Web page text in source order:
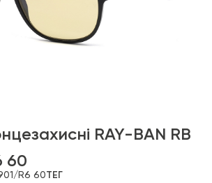
RAY-BAN RB
60
R6 60ТЕГ